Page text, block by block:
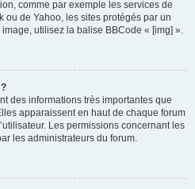
comme par exemple les services de
de Yahoo, les sites protégés par un
utilisez la balise BBCode « [img] ».
des informations très importantes que
apparaissent en haut de chaque forum
Les permissions concernant les
les administrateurs du forum.